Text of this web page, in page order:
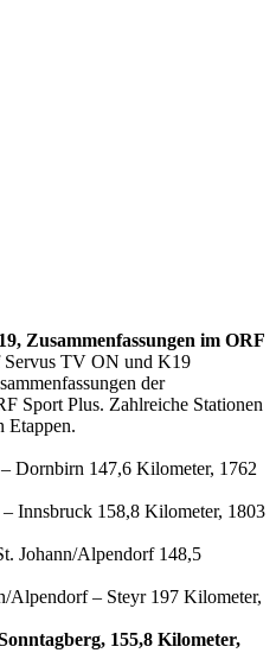
Zusammenfassungen im ORF
TV ON und K19
der
Sport Plus. Zahlreiche Stationen
Etappen.
Dornbirn 147,6 Kilometer, 1762
Innsbruck 158,8 Kilometer, 1803
Johann/Alpendorf 148,5
Alpendorf – Steyr 197 Kilometer,
155,8 Kilometer,